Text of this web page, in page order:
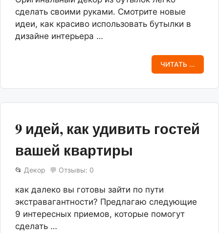
сделать своими руками. Смотрите новые
идеи, как красиво использовать бутылки в
дизайне интерьера …
ЧИТАТЬ ...
9 идей, как удивить гостей
вашей квартиры
📂 Декор 💬 Отзывы: 0
как далеко вы готовы зайти по пути
экстравагантности? Предлагаю следующие
9 интересных приемов, которые помогут
сделать …